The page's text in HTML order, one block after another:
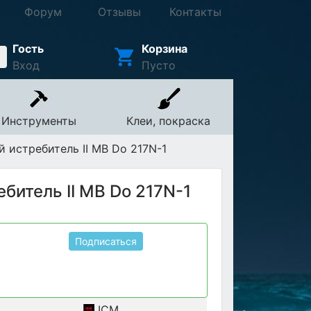
Форум Отзывы Контакты
Гость
Вход
Корзина
Пусто
Инструменты
Клеи, покраска
ІІ МВ Do 217N-1
ІІ МВ Do 217N-1
Подписаться